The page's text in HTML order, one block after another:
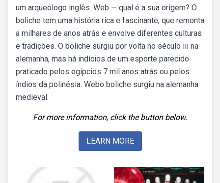
um arqueólogo inglês. Web — qual é a sua origem? O
boliche tem uma história rica e fascinante, que remonta
a milhares de anos atrás e envolve diferentes culturas
e tradições. O boliche surgiu por volta no século iii na
alemanha, mas há indícios de um esporte parecido
praticado pelos egípcios 7 mil anos atrás ou pelos
índios da polinésia. Webo boliche surgiu na alemanha
medieval.
For more information, click the button below.
LEARN MORE